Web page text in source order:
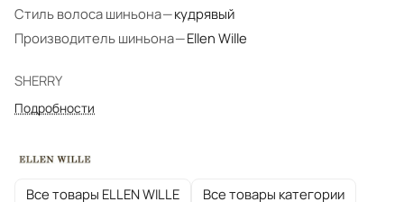
Стиль волоса шиньона—кудрявый
Производитель шиньона—Ellen Wille
SHERRY
Подробности
Все товары ELLEN WILLE Все товары категории